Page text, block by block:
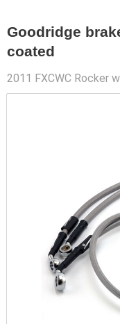
Goodridge
coated
2011 FXCWC Rocker